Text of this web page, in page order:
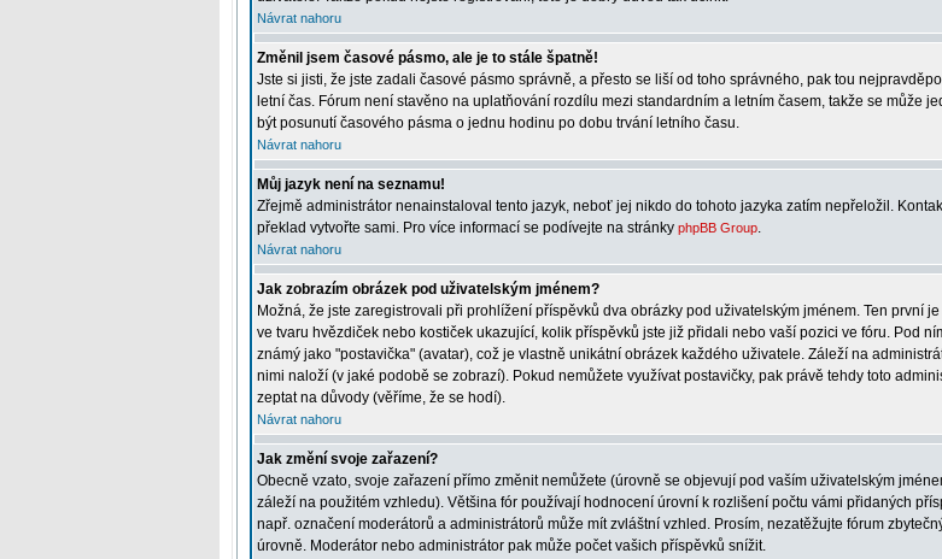
Návrat nahoru
Změnil jsem časové pásmo, ale je to stále špatně!
Jste si jisti, že jste zadali časové pásmo správně, a přesto se liší od toho správného, pak tou
letní čas. Fórum není stavěno na uplatňování rozdílu mezi standardním a letním časem, takže se může
být posunutí časového pásma o jednu hodinu po dobu trvání letního času.
Návrat nahoru
Můj jazyk není na seznamu!
Zřejmě administrátor nenainstaloval tento jazyk, neboť jej nikdo do tohoto jazyka zatím nepřeložil.
překlad vytvořte sami. Pro více informací se podívejte na stránky phpBB Group.
Návrat nahoru
Jak zobrazím obrázek pod uživatelským jménem?
Možná, že jste zaregistrovali při prohlížení příspěvků dva obrázky pod uživatelským jménem. Ten první
ve tvaru hvězdiček nebo kostiček ukazující, kolik příspěvků jste již přidali nebo vaší pozici ve fóru. Pod
známý jako "postavička" (avatar), což je vlastně unikátní obrázek každého uživatele. Záleží na
nimi naloží (v jaké podobě se zobrazí). Pokud nemůžete využívat postavičky, pak právě tehdy toto
zeptat na důvody (věříme, že se hodí).
Návrat nahoru
Jak změní svoje zařazení?
Obecně vzato, svoje zařazení přímo změnit nemůžete (úrovně se objevují pod vaším uživatelským
záleží na použitém vzhledu). Většina fór používají hodnocení úrovní k rozlišení počtu vámi přidaných
např. označení moderátorů a administrátorů může mít zvláštní vzhled. Prosím, nezatěžujte fórum
úrovně. Moderátor nebo administrátor pak může počet vašich příspěvků snížit.